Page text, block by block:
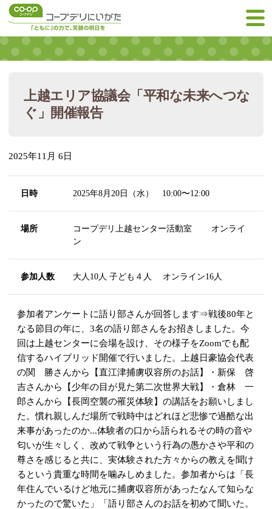
上越エリア協議会「平和な未来へつな
ぐ」開催報告
2025年11月 6日
日時 2025年8月20日（水） 10:00〜12:00
場所
コープデリ上越センター活動室 オンライ
ン
参加人数 大人10人 子ども４人 オンライン16人
参加者アンケートに語り部さんが回答します⇒戦後80年と
なる節目の年に、3名の語り部さんをお招きしました。今
回は上越センターに会場を設け、その様子をZoomでも配
信するハイブリッド開催で行いました。上越日豪協会代表
の関 勝さんから【直江津捕虜収容所のお話】・新保 啓
吉さんから【少年の目が見た第二次世界大戦】・倉林 一
郎さんから【長岡空襲の罹災体験】の講話をお願いしまし
た。慣れ親しんだ場所で戦時中はどれほど悲惨で過酷な出
来事があったのか...体験者の口から語られるその時の音や
匂いが生々しく、改めて戦争という行為の愚かさや平和の
尊さを感じると共に、実体験された方々からの教えを聞け
るという貴重な時間を噛みしめました。参加者からは「長
年住んでいるけど地元に捕虜収容所があったなんて知らな
かったので驚いた」「語り部さんのお話を初めて聞いた。